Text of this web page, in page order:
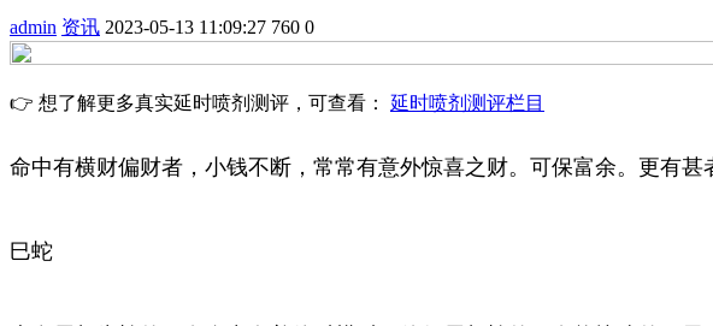
admin 资讯 2023-05-13 11:09:27 760 0
👉 想了解更多真实延时喷剂测评，可查看： 延时喷剂测评栏目
命中有横财偏财者，小钱不断，常常有意外惊喜之财。可保富余。更有甚
巳蛇